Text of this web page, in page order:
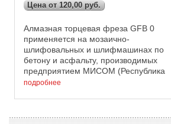
Цена от 120,00 руб.
Алмазная торцевая фреза GFB 0
применяется на мозаично-
шлифовальных и шлифмашинах по
бетону и асфальту, производимых
предприятием МИСОМ (Республика
Беларусь) и имеющих маркировку СО:
подробнее